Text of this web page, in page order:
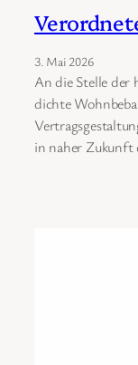
3. Mai 2026
An die Stelle der
dichte
in naher Zukunft